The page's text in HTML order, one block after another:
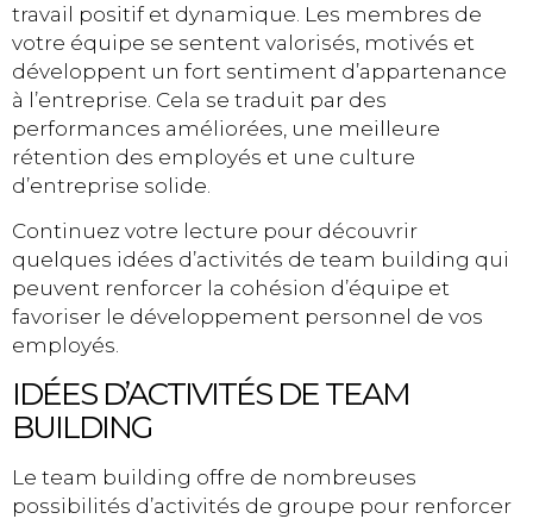
travail positif et dynamique. Les membres de
votre équipe se sentent valorisés, motivés et
développent un fort sentiment d’appartenance
à l’entreprise. Cela se traduit par des
performances améliorées, une meilleure
rétention des employés et une culture
d’entreprise solide.
Continuez votre lecture pour découvrir
quelques idées d’activités de team building qui
peuvent renforcer la cohésion d’équipe et
favoriser le développement personnel de vos
employés.
IDÉES D’ACTIVITÉS DE TEAM
BUILDING
Le team building offre de nombreuses
possibilités d’activités de groupe pour renforcer